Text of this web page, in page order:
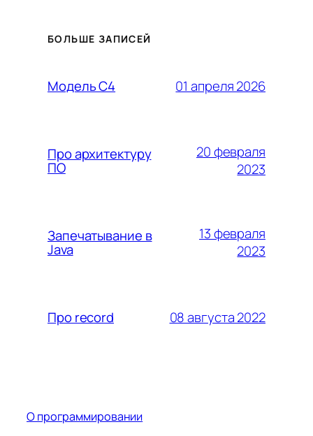
БОЛЬШЕ ЗАПИСЕЙ
Модель C4 01 апреля 2026
Про архитектуру
ПО
20 февраля
2023
Запечатывание в
Java
13 февраля
2023
Про record 08 августа 2022
О программировании